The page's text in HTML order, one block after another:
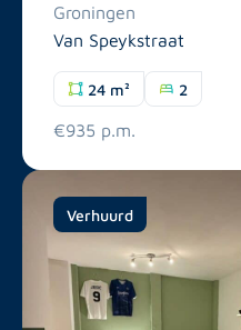
Groningen
Van Speykstraat
24 m² 2
€935 p.m.
Verhuurd